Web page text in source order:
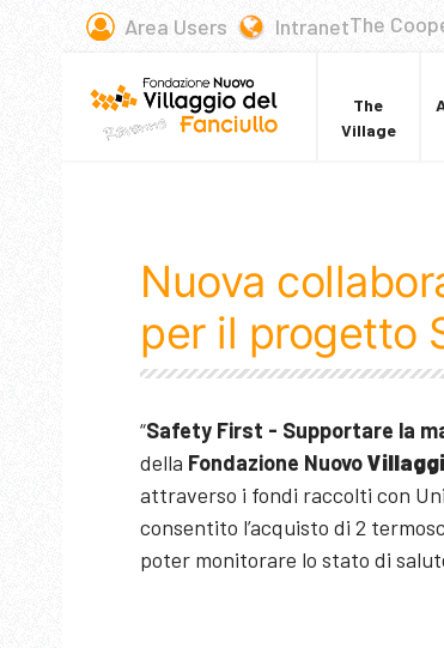
Area Users IntranetThe
The
Village
Nuova
per il progetto
“Safety First - Supportare la
della Fondazione Nuovo
attraverso i fondi raccolti con
consentito l’acquisto di 2
poter monitorare lo stato di